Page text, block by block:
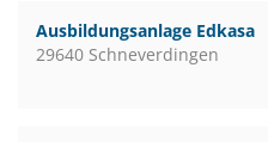
Ausbildungsanlage Edkasa
29640 Schneverdingen